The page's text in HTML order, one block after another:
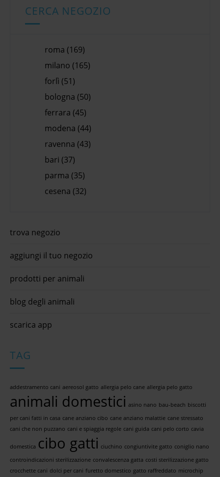
CERCA NEGOZIO
roma (169)
milano (165)
forlì (51)
bologna (50)
ferrara (45)
modena (44)
ravenna (43)
bari (37)
parma (35)
cesena (32)
trova negozio
aggiungi il tuo negozio
prodotti per animali
blog degli animali
scarica app
TAG
addestramento cani aereosol gatto allergia pelo cane allergia pelo gatto
animali domestici asino nano bau-beach biscotti
per cani fatti in casa cane anziano cibo cane anziano malattie cane stressato
cani che non puzzano cani e spiaggia regole cani guida cani pelo corto cavia
domestica cibo gatti ciuchino congiuntivite gatto coniglio nano
controindicazioni sterilizzazione convalescenza gatta costi sterilizzazione gatto
crocchette cani dolci per cani furetto domestico gatto raffreddato microchip